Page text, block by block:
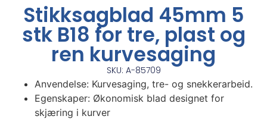
Stikksagblad 45mm 5
stk B18 for tre, plast og
ren kurvesaging
SKU: A-85709
Anvendelse: Kurvesaging, tre- og snekkerarbeid.
Egenskaper: Økonomisk blad designet for
skjæring i kurver